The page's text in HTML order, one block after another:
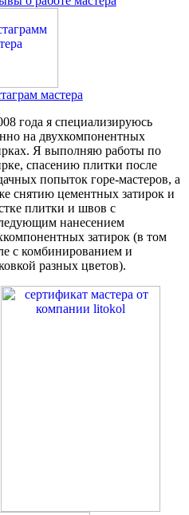
мастера
года я специализируюсь
на двухкомпонентных
Я выполняю работы по
спасению плитки после
попыток горе-мастеров, а
снятию цементных затирок и
плитки и швов с
нанесением
затирок (в том
с комбинированием и
разных цветов).